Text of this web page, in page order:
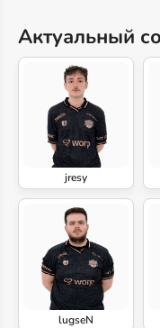
Актуальный
jresy
lugseN